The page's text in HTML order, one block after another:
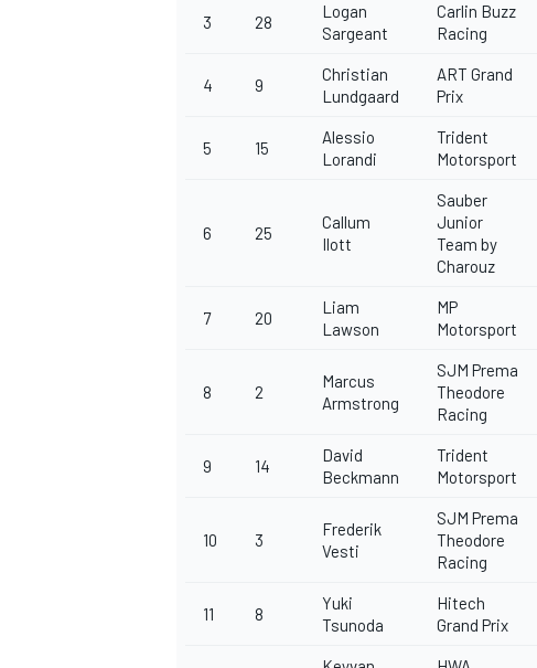
3 28
Logan
Sargeant
Carlin Buzz
Racing
4 9
Christian
Lundgaard
ART Grand
Prix
5 15
Alessio
Lorandi
Trident
Motorsport
6 25
Callum
Ilott
Sauber
Junior
Team by
Charouz
7 20
Liam
Lawson
MP
Motorsport
8 2
Marcus
Armstrong
SJM Prema
Theodore
Racing
9 14
David
Beckmann
Trident
Motorsport
10 3
Frederik
Vesti
SJM Prema
Theodore
Racing
11 8
Yuki
Tsunoda
Hitech
Grand Prix